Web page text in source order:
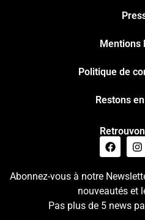
Mentions
Politique de
Restons
Abonnez-vous à notre
nouveautés et
Pas plus de 5 news